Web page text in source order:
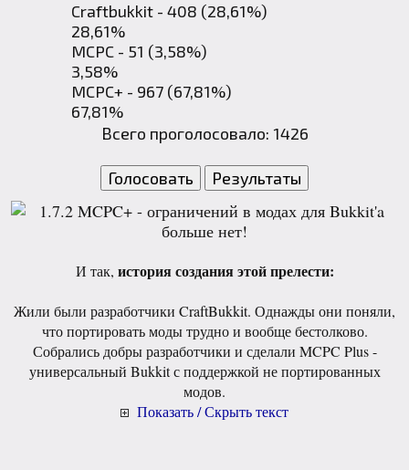
Craftbukkit - 408 (28,61%)
28,61%
MCPC - 51 (3,58%)
3,58%
MCPC+ - 967 (67,81%)
67,81%
Всего проголосовало: 1426
И так, история создания этой прелести:
Жили были разработчики CraftBukkit. Однажды они поняли,
что портировать моды трудно и вообще бестолково.
Собрались добры разработчики и сделали MCPC Plus -
универсальный Bukkit с поддержкой не портированных
модов.
Показать / Скрыть текст